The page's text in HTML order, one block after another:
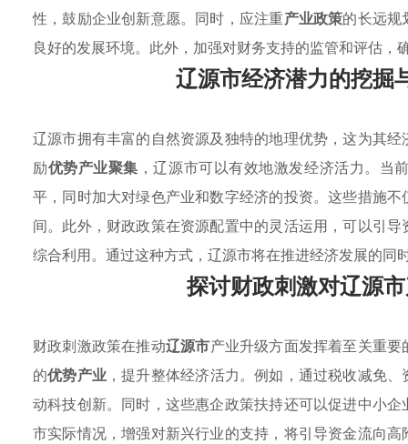
性，鼓励企业创新意愿。同时，应注重产业政策的长远规
良好的发展环境。此外，加强对财务支持的监管和评估
辽源市经济潜力的挖掘
辽源市拥有丰富的自然资源及独特的地理优势，这为其
励优势产业聚集 ，辽源市可以有效地激发经济活力。当
平，同时加大对绿色产业和数字经济的投资。这些措施
间。此外，财政政策在资源配置中的灵活运用，可以引
综合利用。通过这种方式，辽源市将在推进经济发展的
探讨财政刺激对辽源
财政刺激政策在推动辽源市产业升级方面发挥着至关重
的优势产业 ，提升整体经济活力。例如，通过税收减免
动科技创新。同时，这些惠企政策扶持还可以促进中小
市实际情况，增强对新兴行业的支持，将引导资金流向